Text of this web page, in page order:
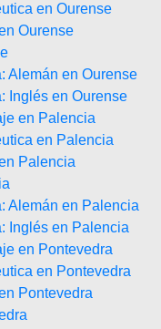
en Ourense
Ourense
Alemán en Ourense
Inglés en Ourense
en Palencia
en Palencia
Palencia
Alemán en Palencia
Inglés en Palencia
en Pontevedra
en Pontevedra
Pontevedra